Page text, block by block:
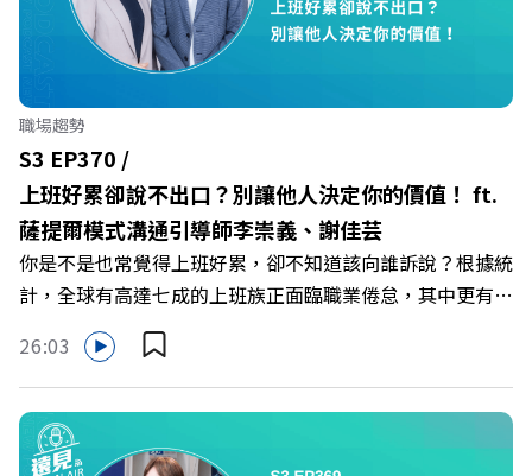
「社會處方」 🔺超高加盟成功率！為無數女性圓夢的「女
力互助與微型創業平台」 主持人／遠見雜誌副社長兼遠見
智庫總編輯 李建興 與談人／可爾姿Curves台灣執行長 林宏
遠 +++++ 🫧清除腦袋的盲點，也順手理清生活的雜亂。 點
開看質感養成術>> https://gvmkt.pse.is/9al3px ✨關注
《遠見》更多的社群： LINE：https://reurl.cc/A4ELQp
IG：https://bit.ly/3AjBWNV YT：https://bit.ly/38jNi9k
Powered by Firstory Hosting
職場趨勢
S3 EP370 /
上班好累卻說不出口？別讓他人決定你的價值！ ft.
薩提爾模式溝通引導師李崇義、謝佳芸
你是不是也常覺得上班好累，卻不知道該向誰訴說？根據統
計，全球有高達七成的上班族正面臨職業倦怠，其中更有三
成默默承受著「沉默的倦怠」。當主管的期待、同儕的競爭
與承上啟下的壓力成為日常，身在職場的我們該如何停止無
止境的自我懷疑，在人際風暴中找回安頓內心的力量？ 本
集《遠見ON AIR》邀請新書《透視職場冰山》作者、薩提
爾模式溝通引導師李崇義與謝佳芸，教你如何看穿職場底層
26:03